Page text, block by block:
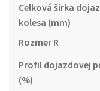
Celková šírka
kolesa (mm)
Rozmer R
Profil dojazdovej
(%)